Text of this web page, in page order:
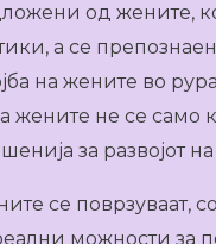
од жените,
а се
на жените во
жените не се само
за развојот
се поврзуваат,
реални можности